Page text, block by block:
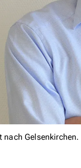
nach Gelsenkirchen.